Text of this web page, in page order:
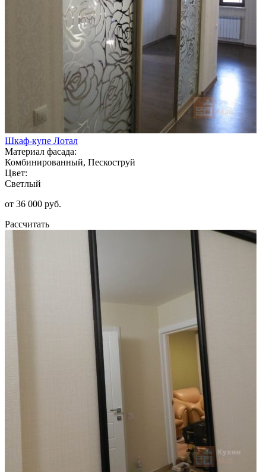
Шкаф-купе Лотал
Материал фасада:
Комбинированный, Пескоструй
Цвет:
Светлый
от 36 000 руб.
Рассчитать